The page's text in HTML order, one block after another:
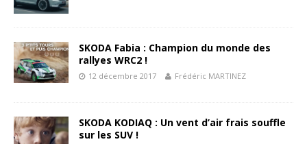
SKODA Fabia : Champion du monde des
rallyes WRC2 !
12 décembre 2017 Frédéric MARTINEZ
SKODA KODIAQ : Un vent d’air frais souffle
sur les SUV !